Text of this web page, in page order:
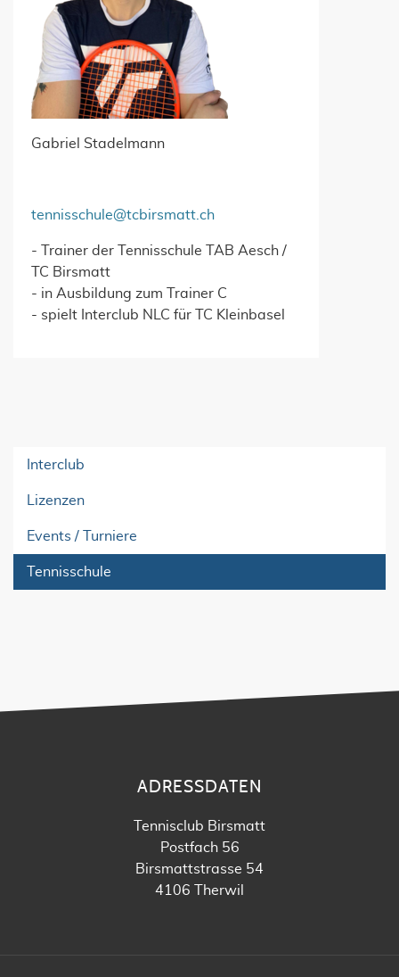
Gabriel Stadelmann
tennisschule@tcbirsmatt.ch
- Trainer der Tennisschule TAB Aesch /
TC Birsmatt
- in Ausbildung zum Trainer C
- spielt Interclub NLC für TC Kleinbasel
Interclub
Lizenzen
Events / Turniere
Tennisschule
ADRESSDATEN
Tennisclub Birsmatt
Postfach 56
Birsmattstrasse 54
4106 Therwil